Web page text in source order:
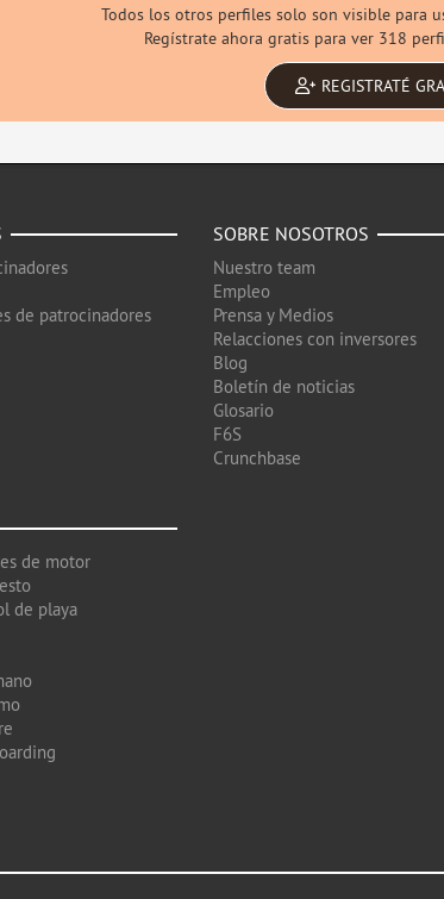
Todos los otros perfiles solo son visible para
Regístrate ahora gratis para ver 318
REGISTRATÉ
de patrocinadores
SOBRE NOSOTROS
Nuestro team
Empleo
Prensa y Medios
Relacciones con inversores
Blog
Boletín de noticias
Glosario
F6S
Crunchbase
de motor
de playa